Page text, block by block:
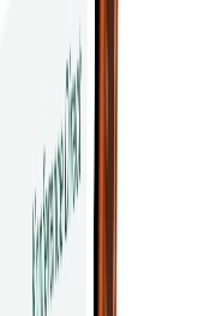
míru
míru